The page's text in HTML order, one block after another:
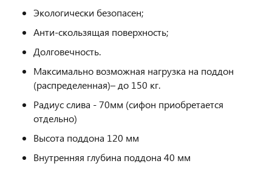
Экологически безопасен;
Анти-скользящая поверхность;
Долговечность.
Максимально возможная нагрузка на поддон
(распределенная)– до 150 кг.
Радиус слива - 70мм (сифон приобретается
отдельно)
Высота поддона 120 мм
Внутренняя глубина поддона 40 мм